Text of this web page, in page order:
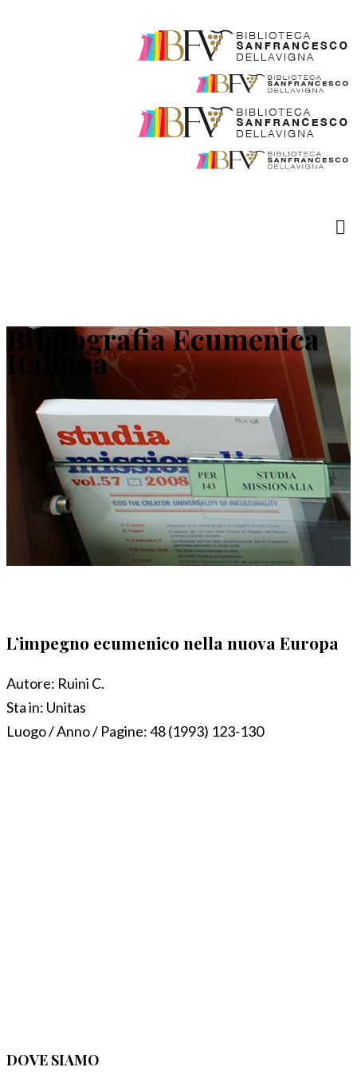
Bibliografia Ecumenica
Italiana
L’impegno ecumenico nella nuova Europa
Autore: Ruini C.
Sta in: Unitas
Luogo / Anno / Pagine:48 (1993) 123-130
DOVE SIAMO